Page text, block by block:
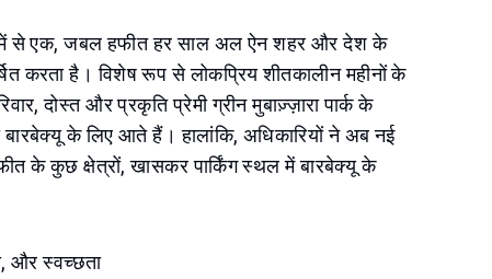
में से एक, जबल हफीत हर साल अल ऐन शहर और देश के
करता है। विशेष रूप से लोकप्रिय शीतकालीन महीनों के
दोस्त और प्रकृति प्रेमी ग्रीन मुबाज़्ज़ारा पार्क के
के लिए आते हैं। हालांकि, अधिकारियों ने अब नई
के कुछ क्षेत्रों, खासकर पार्किंग स्थल में बारबेक्यू के
और स्वच्छता